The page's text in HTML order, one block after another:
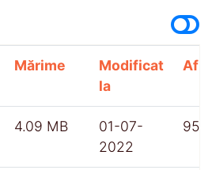
Mărime
Modificat
la
4.09 MB
01-07-
2022
955